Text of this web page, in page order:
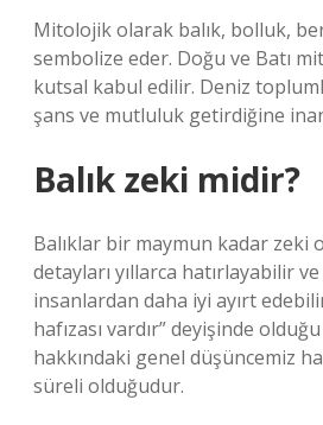
Mitolojik olarak balık, bolluk,
sembolize eder. Doğu ve Batı
kutsal kabul edilir. Deniz
şans ve mutluluk getirdiğine
Balık zeki midir?
Balıklar bir maymun kadar zeki
detayları yıllarca hatırlayabilir
insanlardan daha iyi ayırt
hafızası vardır” deyişinde
hakkındaki genel düşüncemiz
süreli olduğudur.